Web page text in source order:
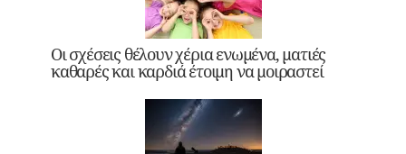
Οι σχέσεις θέλουν χέρια ενωμένα, ματιές
καθαρές και καρδιά έτοιμη να μοιραστεί